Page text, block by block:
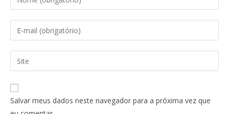
Salvar meus dados neste navegador para a próxima vez que